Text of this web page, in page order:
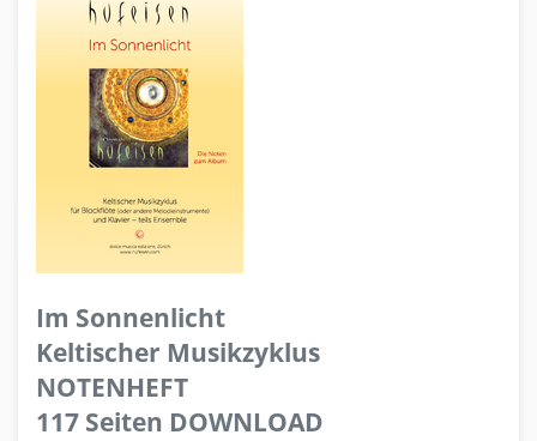
Im Sonnenlicht
Keltischer Musikzyklus
NOTENHEFT
117 Seiten DOWNLOAD